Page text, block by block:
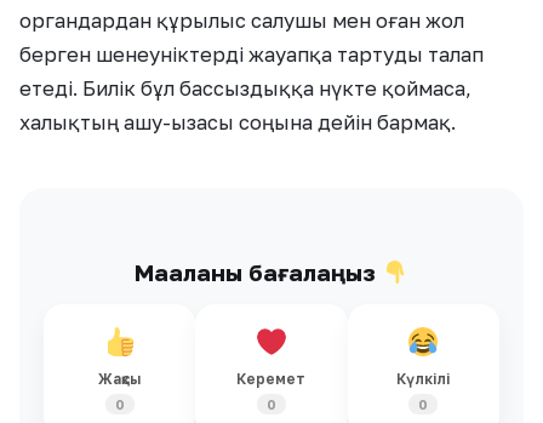
органдардан құрылыс салушы мен оған жол
берген шенеуніктерді жауапқа тартуды талап
етеді. Билік бұл бассыздыққа нүкте қоймаса,
халықтың ашу-ызасы соңына дейін бармақ.
Мақаланы бағалаңыз
Жақсы
0
Керемет
0
Күлкілі
0